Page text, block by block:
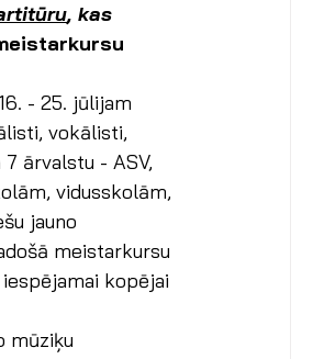
, kas
- 25. jūlijam
vokālisti,
ārvalstu - ASV,
vidusskolām,
jauno
meistarkursu
kopējai
mūziķu